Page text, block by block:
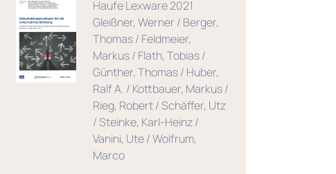
Haufe Lexware 2021
Gleißner, Werner / Berger,
Thomas / Feldmeier,
Markus / Flath, Tobias /
Günther, Thomas / Huber,
Ralf A. / Kottbauer, Markus /
Rieg, Robert / Schäffer, Utz
/ Steinke, Karl-Heinz /
Vanini, Ute / Wolfrum,
Marco